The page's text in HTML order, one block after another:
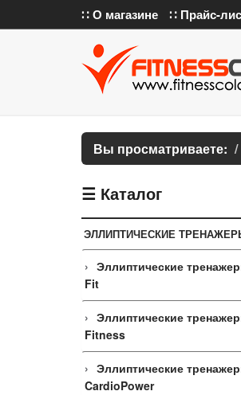
∷ О магазине ∷ Прайс-
Вы просматриваете:
☰ Каталог
ЭЛЛИПТИЧЕСКИЕ
Эллиптические
Fit
Эллиптические
Fitness
Эллиптические
CardioPower